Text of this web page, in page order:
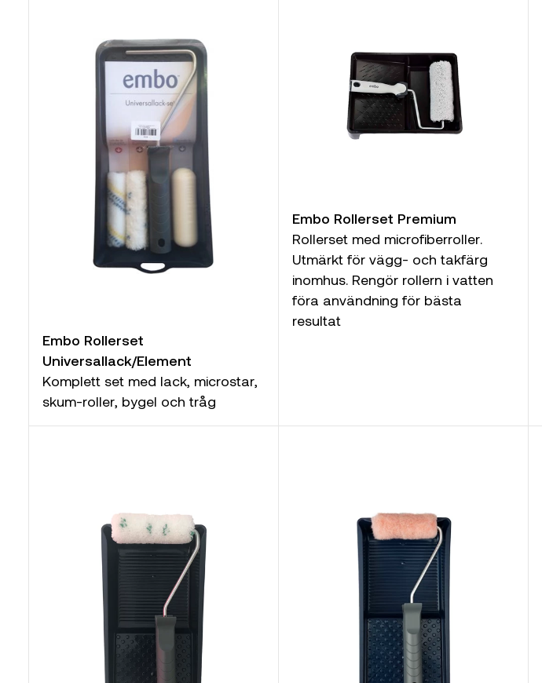
Embo Rollerset
Universallack/Element
Komplett set med lack, microstar,
skum-roller, bygel och tråg
Embo Rollerset Premium
Rollerset med microfiberroller.
Utmärkt för vägg- och takfärg
inomhus. Rengör rollern i vatten
föra användning för bästa
resultat